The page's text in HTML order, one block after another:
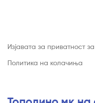
Изјавата за приватност
Политика на колачиња